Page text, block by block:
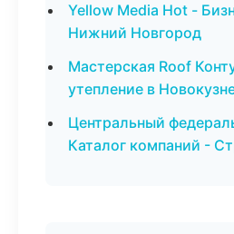
Yellow Media Hot -
Нижний Новгород
Мастерская Roof
утепление в
Центральный
Каталог компаний -